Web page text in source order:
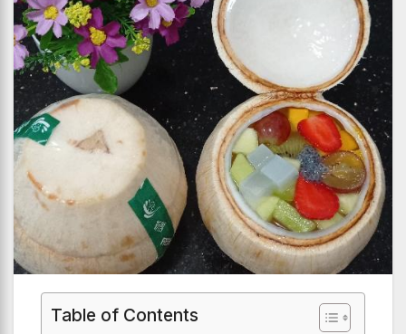
Table of Contents